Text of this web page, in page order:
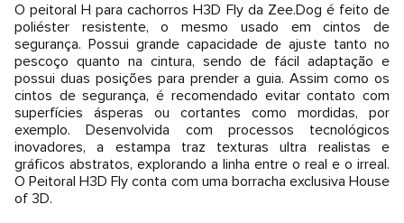
O peitoral H para cachorros H3D Fly da Zee.Dog é feito de
poliéster resistente, o mesmo usado em cintos de
segurança. Possui grande capacidade de ajuste tanto no
pescoço quanto na cintura, sendo de fácil adaptação e
possui duas posições para prender a guia. Assim como os
cintos de segurança, é recomendado evitar contato com
superfícies ásperas ou cortantes como mordidas, por
exemplo. Desenvolvida com processos tecnológicos
inovadores, a estampa traz texturas ultra realistas e
gráficos abstratos, explorando a linha entre o real e o irreal.
O Peitoral H3D Fly conta com uma borracha exclusiva House
of 3D.